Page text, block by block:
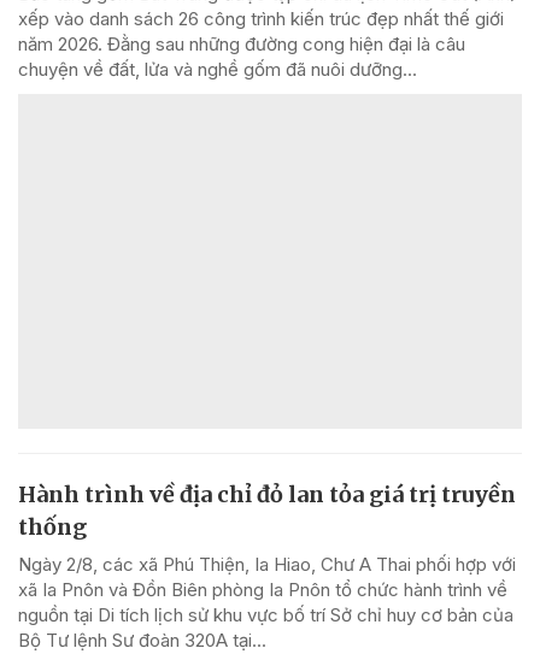
xếp vào danh sách 26 công trình kiến trúc đẹp nhất thế giới
năm 2026. Đằng sau những đường cong hiện đại là câu
chuyện về đất, lửa và nghề gốm đã nuôi dưỡng...
Hành trình về địa chỉ đỏ lan tỏa giá trị truyền
thống
Ngày 2/8, các xã Phú Thiện, Ia Hiao, Chư A Thai phối hợp với
xã Ia Pnôn và Đồn Biên phòng Ia Pnôn tổ chức hành trình về
nguồn tại Di tích lịch sử khu vực bố trí Sở chỉ huy cơ bản của
Bộ Tư lệnh Sư đoàn 320A tại...